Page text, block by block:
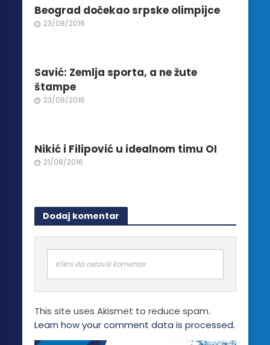
proizvoda.
Beograd dočekao srpske olimpijce
23/08/2016
Savić: Zemlja sporta, a ne žute
štampe
23/08/2016
Nikić i Filipović u idealnom timu OI
21/08/2016
Dodaj komentar
Klikni da ostaviš komentar
This site uses Akismet to reduce spam.
Learn how your comment data is processed.